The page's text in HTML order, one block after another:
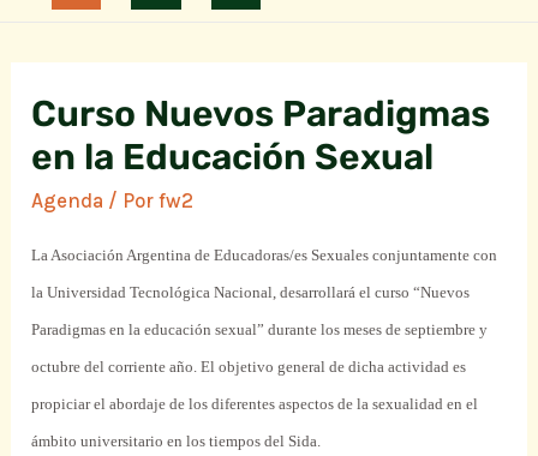
Curso Nuevos Paradigmas
en la Educación Sexual
Agenda / Porfw2
La Asociación Argentina de Educadoras/es Sexuales conjuntamente con
la UniversidadTecnológica Nacional, desarrollará elcurso “Nuevos
Paradigmas en la educaciónsexual”durante los meses de septiembre y
octubre del corriente año. Elobjetivo general de dicha actividad es
propiciarel abordaje de losdiferentes aspectos de la sexualidad en el
ámbito universitario en los tiempos del Sida.